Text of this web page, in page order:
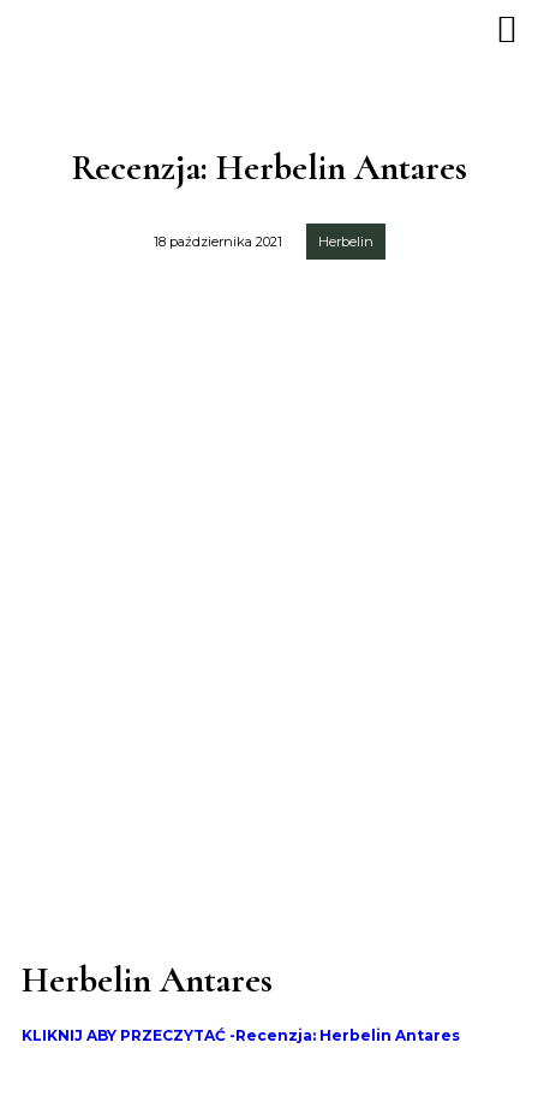
Recenzja: Herbelin Antares
18 października 2021 Herbelin
Herbelin Antares
KLIKNIJ ABY PRZECZYTAĆ -Recenzja: Herbelin Antares